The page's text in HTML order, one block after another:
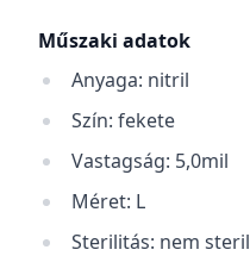
Műszaki adatok
Anyaga: nitril
Szín: fekete
Vastagság: 5,0mil
Méret: L
Sterilitás: nem steril